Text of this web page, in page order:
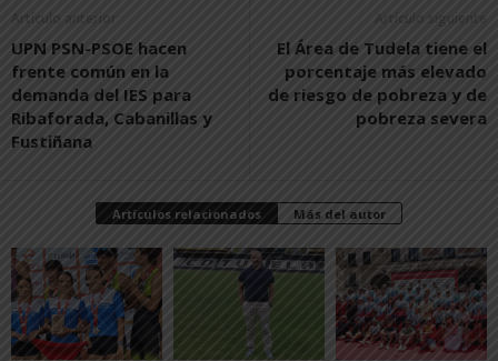
Artículo anterior
UPN PSN-PSOE hacen
frente común en la
demanda del IES para
Ribaforada, Cabanillas y
Fustiñana
Artículo siguiente
El Área de Tudela tiene el
porcentaje más elevado
de riesgo de pobreza y de
pobreza severa
Artículos relacionados Más del autor